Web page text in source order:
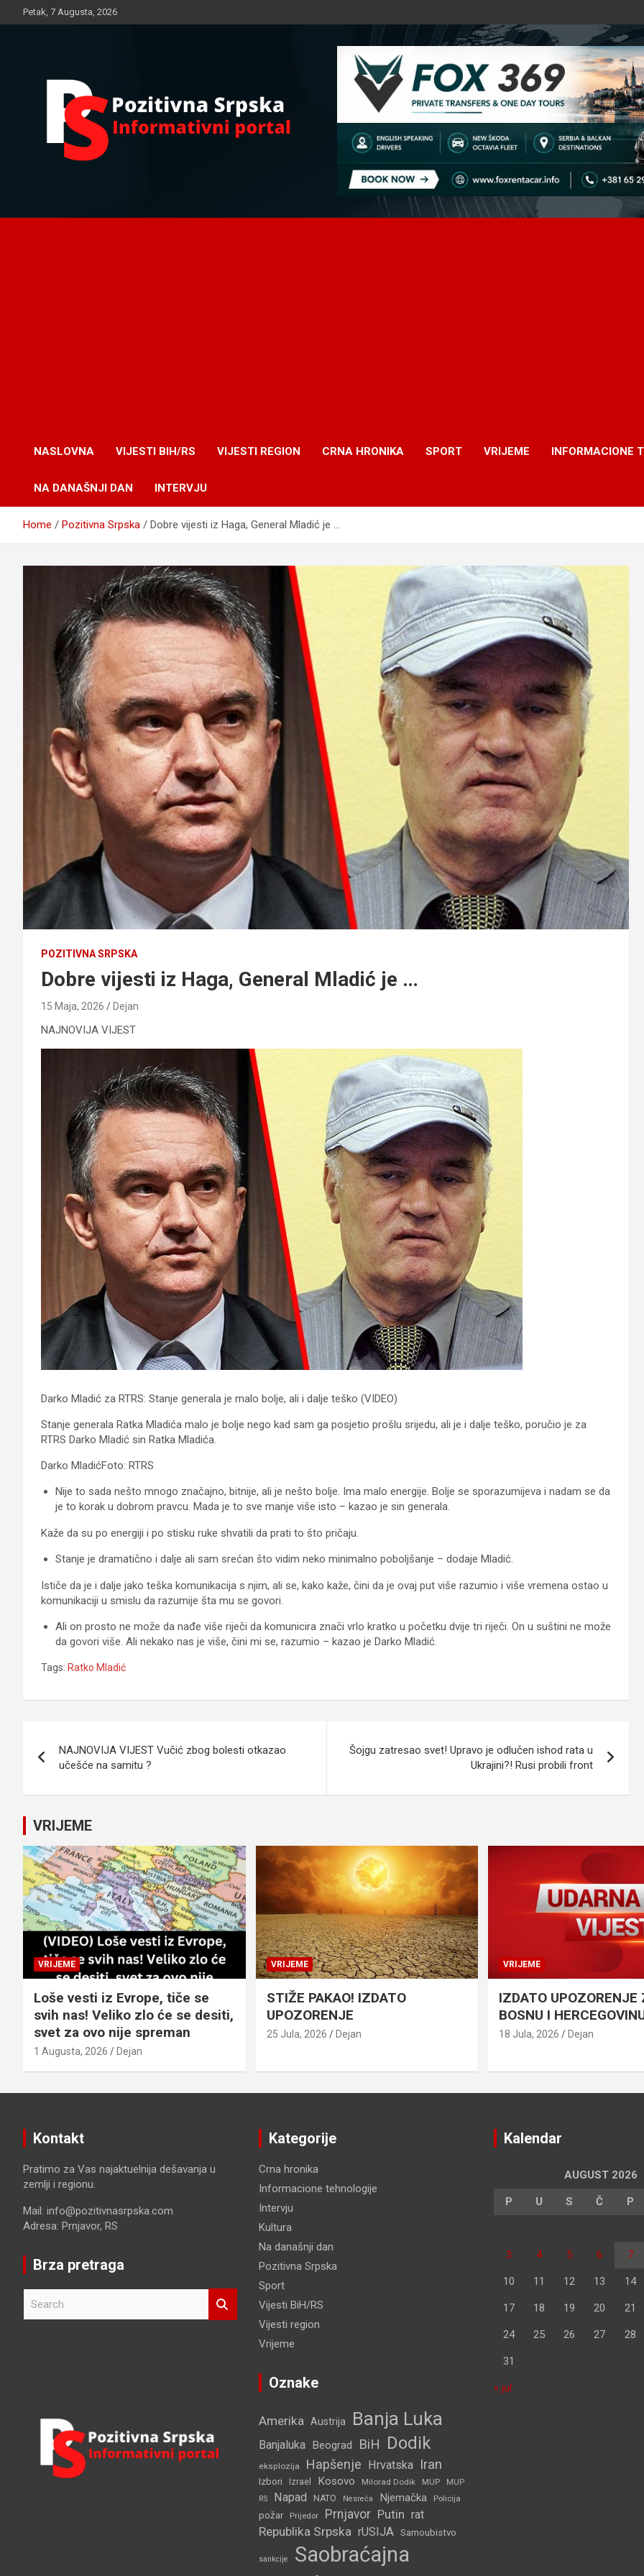
to
Petak, 7 Augusta, 2026
NASLOVNA VIJESTI BIH/RS VIJESTI REGION CRNA HRONIKA SPORT VRIJEME INFORMACIONE
NA DANAŠNJI DAN INTERVJU
Home Pozitivna Srpska Dobre vijesti iz Haga, General Mladić je …
POZITIVNA SRPSKA
Dobre vijesti iz Haga, General Mladić je …
15 Maja, 2026 Dejan
NAJNOVIJA VIJEST
Darko Mladić za RTRS: Stanje generala je malo bolje, ali i dalje teško (VIDEO)
Stanje generala Ratka Mladića malo je bolje nego kad sam ga posjetio prošlu srijedu, ali je i dalje teško, poručio je za
RTRS Darko Mladić sin Ratka Mladića.
Darko MladićFoto: RTRS
Nije to sada nešto mnogo značajno, bitnije, ali je nešto bolje. Ima malo energije. Bolje se sporazumijeva i nadam se da
je to korak u dobrom pravcu. Mada je to sve manje više isto – kazao je sin generala.
Kaže da su po energiji i po stisku ruke shvatili da prati to što pričaju.
Stanje je dramatično i dalje ali sam srećan što vidim neko minimalno poboljšanje – dodaje Mladić.
Ističe da je i dalje jako teška komunikacija s njim, ali se, kako kaže, čini da je ovaj put više razumio i više vremena ostao u
komunikaciji u smislu da razumije šta mu se govori.
Ali on prosto ne može da nađe više riječi da komunicira znači vrlo kratko u početku dvije tri riječi. On u suštini ne može
da govori više. Ali nekako nas je više, čini mi se, razumio – kazao je Darko Mladić.
Tags: Ratko Mladić
članaka
NAJNOVIJA VIJEST Vučić zbog bolesti otkazao
učešće na samitu ?
Šojgu zatresao svet! Upravo je odlučen ishod rata u
Ukrajini?! Rusi probili front
VRIJEME
VRIJEME
Loše vesti iz Evrope, tiče se
svih nas! Veliko zlo će se desiti,
svet za ovo nije spreman
1 Augusta, 2026 Dejan
VRIJEME
STIŽE PAKAO! IZDATO
UPOZORENJE
25 Jula, 2026 Dejan
VRIJEME
IZDATO UPOZORENJE
BOSNU I
18 Jula, 2026 Dejan
Kontakt
Pratimo za Vas najaktuelnija dešavanja u
zemlji i regionu.
Mail: info@pozitivnasrpska.com
Adresa: Prnjavor, RS
Brza pretraga
Kategorije
Crna hronika
Informacione tehnologije
Intervju
Kultura
Na današnji dan
Pozitivna Srpska
Sport
Vijesti BiH/RS
Vijesti region
Vrijeme
Oznake
Amerika Austrija Banja Luka
Banjaluka Beograd BiH Dodik
eksplozija Hapšenje Hrvatska Iran
Izbori Izrael Kosovo Milorad Dodik MUP
MUP
RS
Napad NATO Nesreća Njemačka Policija
požar Prijedor Prnjavor Putin rat
Republika Srpska rUSIJA Samoubistvo
sankcije
Saobraćajna
Kalendar
AUGUST 2026
P U S Č P
3 4 5 6 7
10 11 12 13 14
17 18 19 20 21
24 25 26 27 28
31
« jul